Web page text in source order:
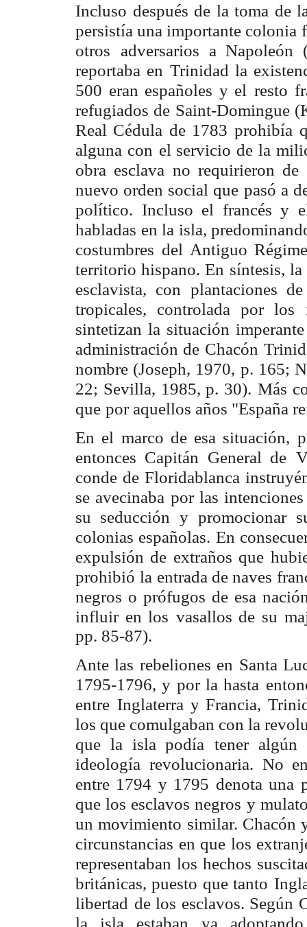
Incluso después de la toma de
persistía una importante colonia
otros
adversarios a
reportaba en Trinidad la
500 eran españoles y el resto
refugiados de Saint-Domingue
Real Cédula de 1783 prohibía
alguna con el servicio de la
obra esclava no requirieron de
nuevo orden social que pasó a
político. Incluso el francés y
habladas en la isla,
costumbres del Antiguo
territorio hispano. En síntesis, la
esclavista, con plantaciones
tropicales, controlada por los
sintetizan la situación
administración de Chacón
nombre (Joseph, 1970, p. 165;
22; Sevilla, 1985, p. 30). Más
que por aquellos años "España
En el marco de esa situación,
entonces Capitán General de
conde de Floridablanca
se avecinaba por las
su seducción y promocionar
colonias españolas. En
expulsión de extraños que
prohibió la entrada de naves
negros o prófugos de esa
influir en los vasallos de su
pp. 85-87).
Ante las rebeliones en Santa
1795-1796, y por la hasta
entre Inglaterra y Francia,
los que comulgaban con la
que la isla podía tener algún
ideología revolucionaria. No
entre 1794 y 1795 denota una
que los esclavos negros y
un movimiento similar. Chacón
circunstancias en que los
representaban los hechos
británicas, puesto que tanto
libertad de los esclavos. Según
la isla estaban ya